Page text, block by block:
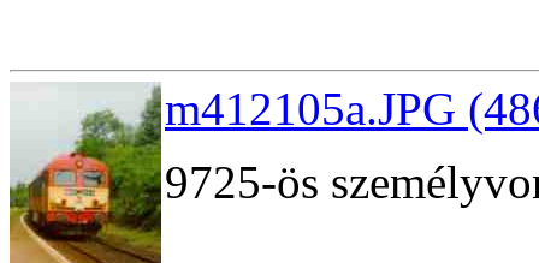
m412105a.JPG
9725-ös